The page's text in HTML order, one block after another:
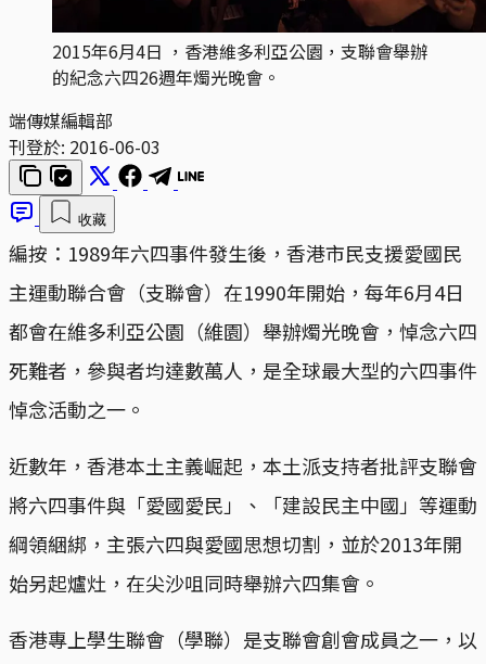
2015年6月4日 ，香港維多利亞公園，支聯會舉辦
的紀念六四26週年燭光晚會。
端傳媒編輯部
刊登於: 2016-06-03
收藏
編按：1989年六四事件發生後，香港市民支援愛國民
主運動聯合會（支聯會）在1990年開始，每年6月4日
都會在維多利亞公園（維園）舉辦燭光晚會，悼念六四
死難者，參與者均達數萬人，是全球最大型的六四事件
悼念活動之一。
近數年，香港本土主義崛起，本土派支持者批評支聯會
將六四事件與「愛國愛民」、「建設民主中國」等運動
綱領綑綁，主張六四與愛國思想切割，並於2013年開
始另起爐灶，在尖沙咀同時舉辦六四集會。
香港專上學生聯會（學聯）是支聯會創會成員之一，以